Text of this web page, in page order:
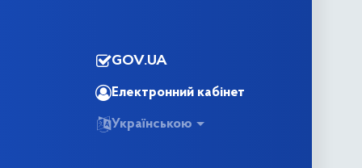
GOV.UA
Електронний кабінет
Українською